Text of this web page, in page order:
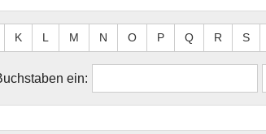
K L M N O P Q R S
ein: